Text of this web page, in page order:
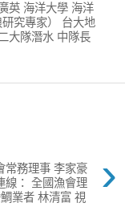
英 海洋大學 海洋
究專家） 台大地
大隊潛水 中隊長
›
常務理事 李家豪
線： 全國漁會理
業者 林清富 視